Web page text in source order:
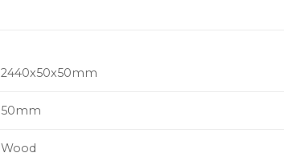
2440x50x50mm
50mm
Wood